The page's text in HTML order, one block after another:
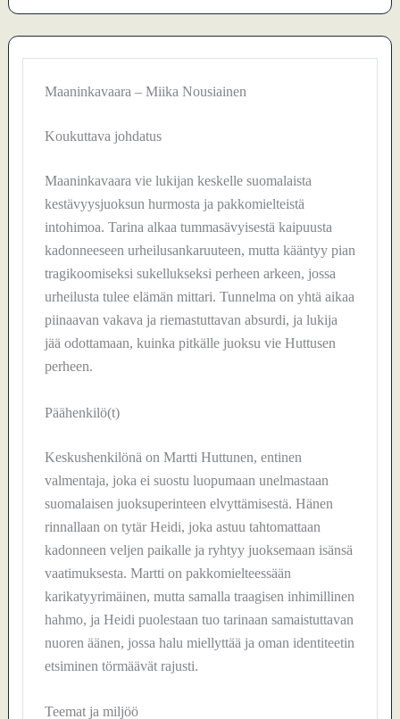
Maaninkavaara – Miika Nousiainen
Koukuttava johdatus
Maaninkavaara vie lukijan keskelle suomalaista
kestävyysjuoksun hurmosta ja pakkomielteistä
intohimoa. Tarina alkaa tummasävyisestä kaipuusta
kadonneeseen urheilusankaruuteen, mutta kääntyy pian
tragikoomiseksi sukellukseksi perheen arkeen, jossa
urheilusta tulee elämän mittari. Tunnelma on yhtä aikaa
piinaavan vakava ja riemastuttavan absurdi, ja lukija
jää odottamaan, kuinka pitkälle juoksu vie Huttusen
perheen.
Päähenkilö(t)
Keskushenkilönä on Martti Huttunen, entinen
valmentaja, joka ei suostu luopumaan unelmastaan
suomalaisen juoksuperinteen elvyttämisestä. Hänen
rinnallaan on tytär Heidi, joka astuu tahtomattaan
kadonneen veljen paikalle ja ryhtyy juoksemaan isänsä
vaatimuksesta. Martti on pakkomielteessään
karikatyyrimäinen, mutta samalla traagisen inhimillinen
hahmo, ja Heidi puolestaan tuo tarinaan samaistuttavan
nuoren äänen, jossa halu miellyttää ja oman identiteetin
etsiminen törmäävät rajusti.
Teemat ja miljöö